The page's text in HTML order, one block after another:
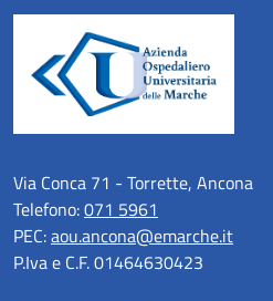
Via Conca 71 - Torrette, Ancona
Telefono:071 5961
PEC:aou.ancona@emarche.it
P.Iva e C.F. 01464630423